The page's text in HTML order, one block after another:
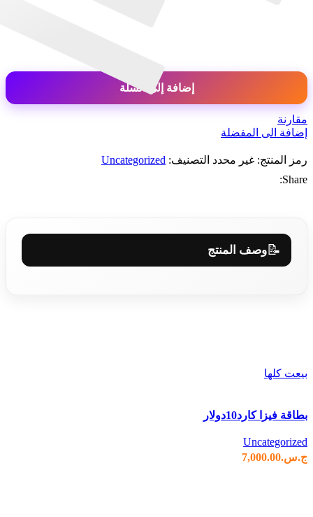
كمية
تيك
توك
إضافة إلى السلة
مقارنة
إضافة الى المفضلة
رمز المنتج: غير محدد التصنيف: Uncategorized
Share:
📝وصف المنتج
بيعت كلها
عرض سريع
بطاقة فيزا كارد10دولار
Uncategorized
ج.س.7,000.00